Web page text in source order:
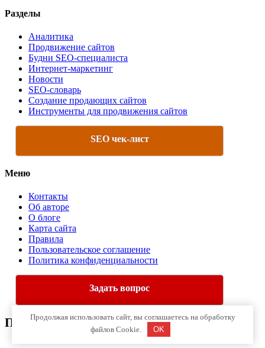
Разделы
Аналитика
Продвижение сайтов
Будни SEO-специалиста
Интернет-маркетинг
Новости
SEO-словарь
Создание продающих сайтов
Инструменты для продвижения сайтов
SEO чек-лист
Меню
Контакты
Об авторе
О блоге
Карта сайта
Правила
Пользовательское соглашение
Политика конфиденциальности
Задать вопрос
Про Интернет-Маркетинг
Продолжая использовать сайт, вы соглашаетесь на обработку
файлов Cookie.
OK